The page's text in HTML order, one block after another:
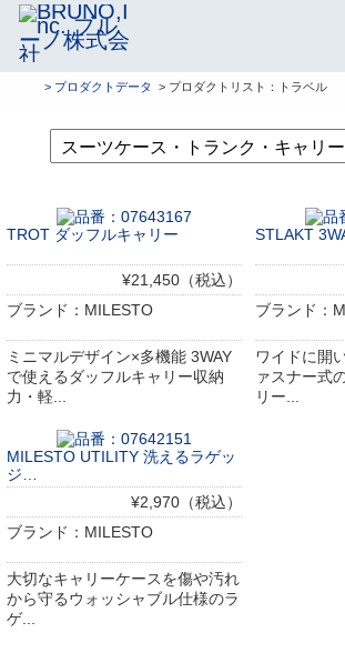
> プロダクトデータ > プロダクトリスト：トラベル
TROT ダッフルキャリー
¥21,450（税込）
ブランド：MILESTO
ミニマルデザイン×多機能 3WAY
で使えるダッフルキャリー収納
力・軽...
STLAKT
ブランド：
ワイドに開
ァスナー式
リー...
MILESTO UTILITY 洗えるラゲッ
ジ…
¥2,970（税込）
ブランド：MILESTO
大切なキャリーケースを傷や汚れ
から守るウォッシャブル仕様のラ
ゲ...